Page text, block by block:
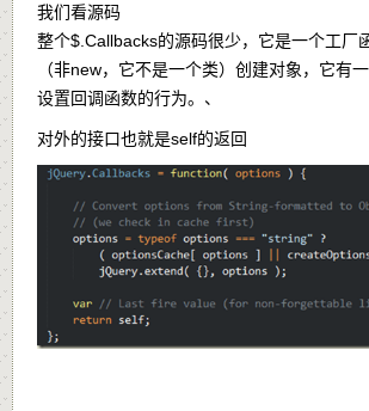
我们看源码
整个$.Callbacks的源码很少，它是一个工厂
（非new，它不是一个类）创建对象，它有
设置回调函数的行为。、
对外的接口也就是self的返回